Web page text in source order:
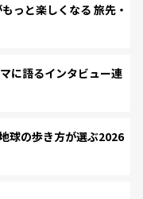
っと楽しくなる 旅先・
に語るインタビュー連
球の歩き方が選ぶ2026